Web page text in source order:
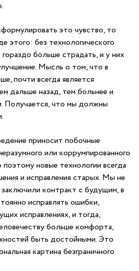
это чувство, то
этого: без технологического
больше страдать, и у них
Мысль о том, что в
почти всегда является
дальше назад, тем больнее и
Получается, что мы должны
приносит побочные
или коррумпированного
новые технологии всегда
и исправления старых. Мы не
контракт с будущим, в
исправлять ошибки,
исправлениях, и тогда,
больше комфорта,
быть достойными. Это
картина безграничного